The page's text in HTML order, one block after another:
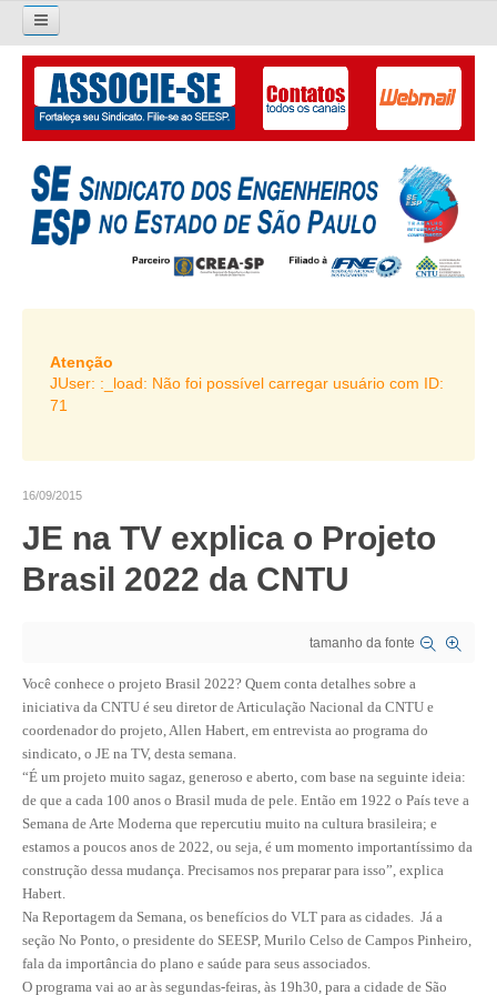
Pesquisar...
O SINDICATO
APRESENTAÇÃO
PALAVRA DO PRESIDENTE
DIRETORIA
LIVRO GESTÃO 2026-2029
SUBSEDES SINDICAIS
ORGANOGRAMA
CRESCE BRASIL
CONSELHO TECNOLÓGICO
PERSONALIDADES DA TECNOLOGIA
NÚCLEO DA MULHER ENGENHEIRA
TRANSPARÊNCIA
JURÍDICO
CONSULTORIA
ACORDOS, CONVENÇÕES E DISSÍDIOS
Atenção
JUser: :_load: Não foi possível carregar usuário com ID:
71
16/09/2015
JE na TV explica o Projeto
Brasil 2022 da CNTU
tamanho da fonte
Você conhece o projeto Brasil 2022? Quem conta detalhes sobre a
iniciativa da CNTU é seu diretor de Articulação Nacional da CNTU e
coordenador do projeto, Allen Habert, em entrevista ao programa do
sindicato, o JE na TV, desta semana.
“É um projeto muito sagaz, generoso e aberto, com base na seguinte ideia:
de que a cada 100 anos o Brasil muda de pele. Então em 1922 o País teve a
Semana de Arte Moderna que repercutiu muito na cultura brasileira; e
estamos a poucos anos de 2022, ou seja, é um momento importantíssimo da
construção dessa mudança. Precisamos nos preparar para isso”, explica
Habert.
Na Reportagem da Semana, os benefícios do VLT para as cidades. Já a
seção No Ponto, o presidente do SEESP, Murilo Celso de Campos Pinheiro,
fala da importância do plano e saúde para seus associados.
O programa vai ao ar às segundas-feiras, às 19h30, para a cidade de São